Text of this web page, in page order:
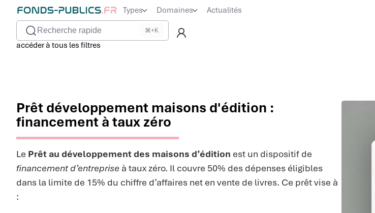
Types Domaines Actualités
Recherche rapide ⌘+K
accéder à tous les filtres
Prêt développement maisons d'édition :
financement à taux zéro
Le Prêt au développement des maisons d’édition est un dispositif de
financement d’entreprise à taux zéro. Il couvre 50% des dépenses éligibles
dans la limite de 15% du chiffre d’affaires net en vente de livres. Ce prêt vise à
: